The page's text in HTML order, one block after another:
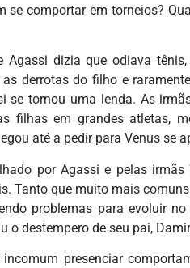
se comportar em torneios?
Agassi dizia que odiava
derrotas do filho e
se tornou uma lenda. As
filhas em grandes atletas,
até a pedir para Venus se
por Agassi e pelas
Tanto que muito mais
problemas para evoluir
o destempero de seu pai,
presenciar